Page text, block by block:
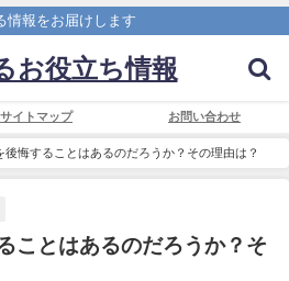
情報をお届けします
お役立ち情報
サイトマップ お問い合わせ
後悔することはあるのだろうか？その理由は？
ことはあるのだろうか？そ